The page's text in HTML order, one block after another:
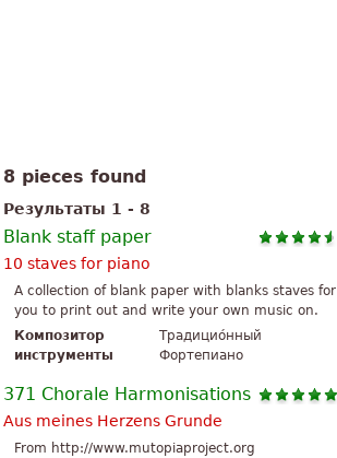
8 pieces found
Результаты 1 - 8
Blank staff paper
10 staves for piano
A collection of blank paper with blanks staves for
you to print out and write your own music on.
Композитор
Традицио́нный
инструменты
Фортепиано
371 Chorale Harmonisations
Aus meines Herzens Grunde
From http://www.mutopiaproject.org